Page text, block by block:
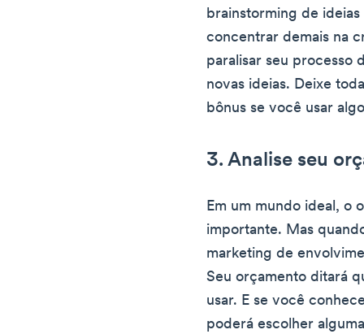
brainstorming de
concentrar demais na
paralisar seu processo
novas ideias. Deixe
bônus se você usar
3. Analise seu
Em um mundo ideal, o
importante. Mas
marketing de
Seu orçamento ditará
usar. E se você
poderá escolher